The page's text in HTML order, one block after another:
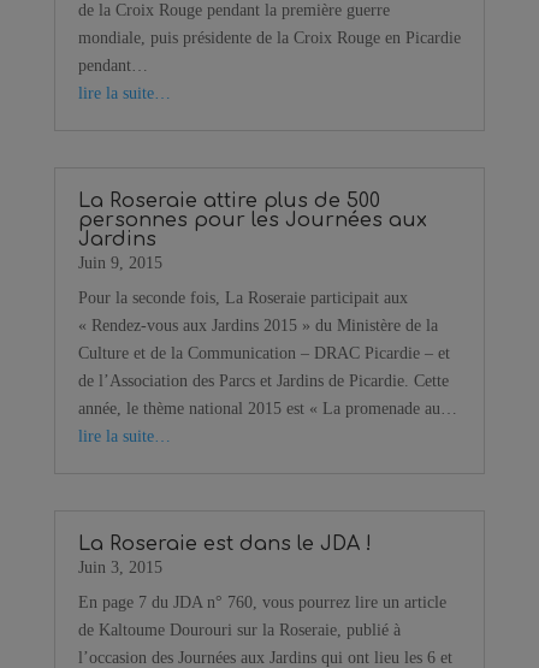
de la Croix Rouge pendant la première guerre
mondiale, puis présidente de la Croix Rouge en Picardie
pendant…
lire la suite…
La Roseraie attire plus de 500
personnes pour les Journées aux
Jardins
Juin 9, 2015
Pour la seconde fois, La Roseraie participait aux
« Rendez-vous aux Jardins 2015 » du Ministère de la
Culture et de la Communication – DRAC Picardie – et
de l’Association des Parcs et Jardins de Picardie. Cette
année, le thème national 2015 est « La promenade au…
lire la suite…
La Roseraie est dans le JDA !
Juin 3, 2015
En page 7 du JDA n° 760, vous pourrez lire un article
de Kaltoume Dourouri sur la Roseraie, publié à
l’occasion des Journées aux Jardins qui ont lieu les 6 et